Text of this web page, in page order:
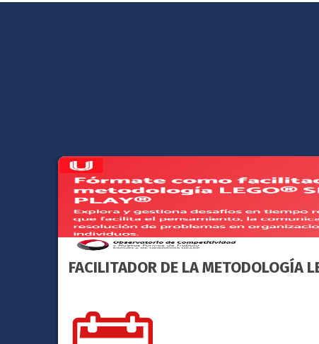
FACILITADOR DE LA METODOLOGÍA